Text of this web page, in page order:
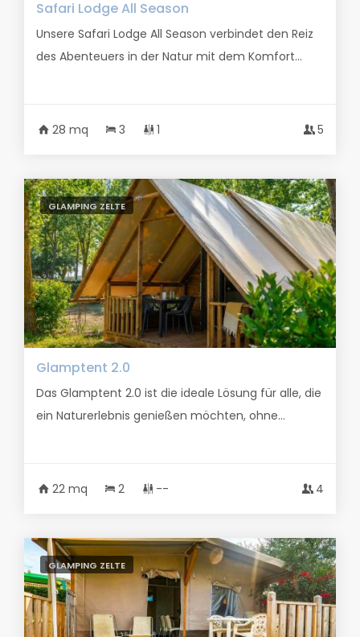
Safari Lodge All Season
Unsere Safari Lodge All Season verbindet den Reiz
des Abenteuers in der Natur mit dem Komfort...
28 mq 3 1 5
GLAMPING ZELTE
Glamptent 2.0
Das Glamptent 2.0 ist die ideale Lösung für alle, die
ein Naturerlebnis genießen möchten, ohne...
22 mq 2 -- 4
GLAMPING ZELTE